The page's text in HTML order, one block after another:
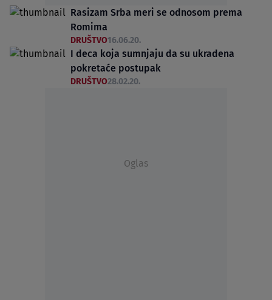
Rasizam Srba meri se odnosom prema
Romima
DRUŠTVO16.06.20.
I deca koja sumnjaju da su ukradena
pokretaće postupak
DRUŠTVO28.02.20.
Oglas